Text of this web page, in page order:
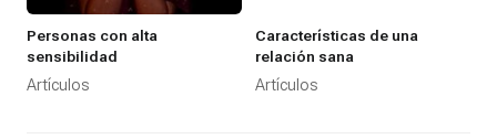
Personas con alta
sensibilidad
Artículos
Características de una
relación sana
Artículos